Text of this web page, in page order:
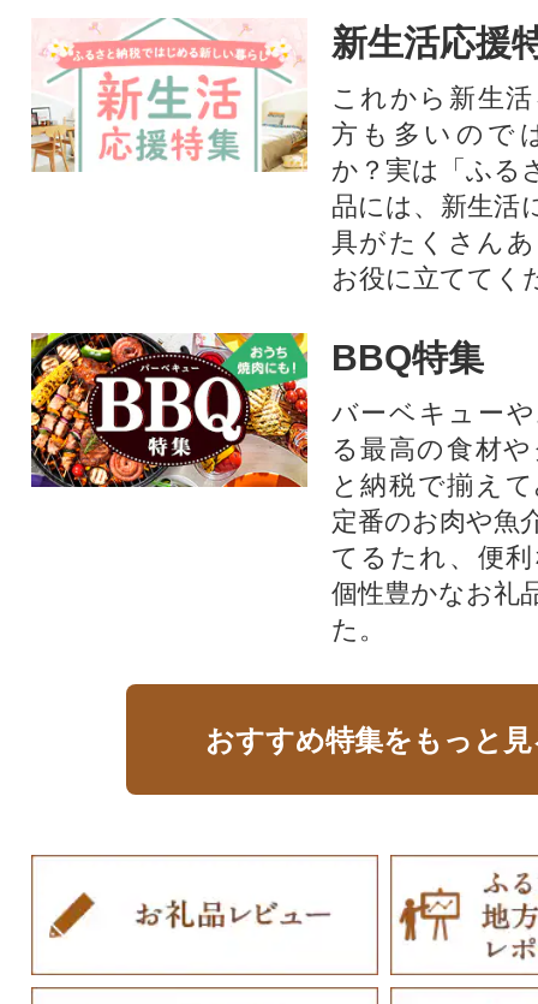
新生活応援
これから新生
方も多いので
か？実は「ふる
品には、新生活
具がたくさん
お役に立ててく
BBQ特集
バーベキュー
る最高の食材
と納税で揃え
定番のお肉や魚
てるたれ、便
個性豊かなお礼
た。
おすすめ特集をもっと